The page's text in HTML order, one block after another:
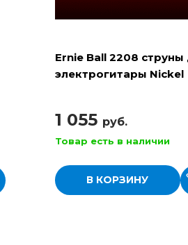
Ernie Ball 2208 струны
электрогитары Nickel
1 055 руб.
Товар есть в наличии
В КОРЗИНУ